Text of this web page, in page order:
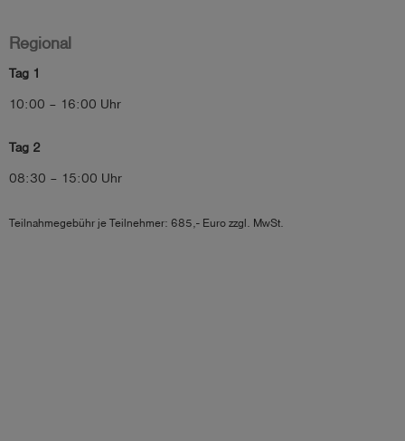
Regional
Tag 1
10:00 – 16:00 Uhr
Tag 2
08:30 – 15:00 Uhr
Teilnahmegebühr je Teilnehmer: 685,- Euro zzgl. MwSt.